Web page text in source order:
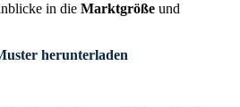
in die Marktgröße und
herunterladen